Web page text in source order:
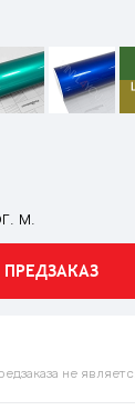
м.
ПРЕДЗАКАЗ
не